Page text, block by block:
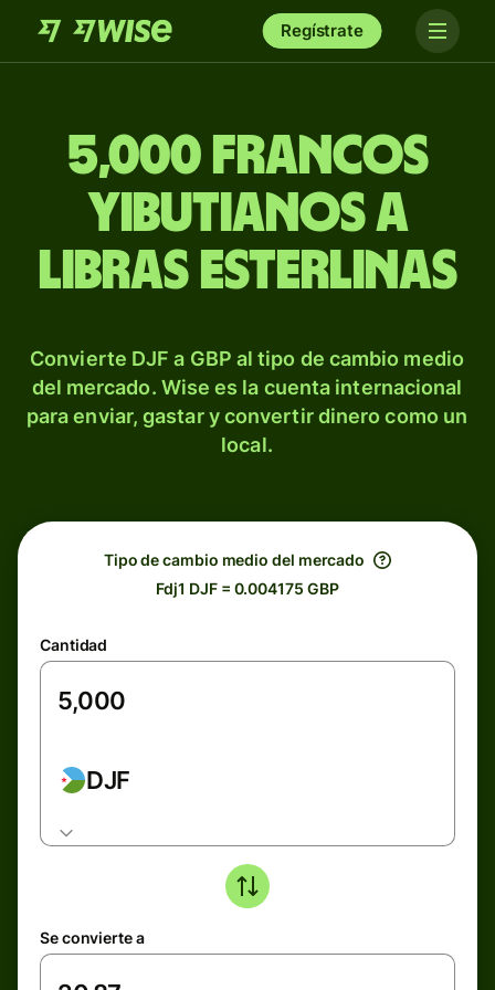
Regístrate
5,000 francos
yibutianos a
libras esterlinas
Convierte DJF a GBP al tipo de cambio medio
del mercado. Wise es la cuenta internacional
para enviar, gastar y convertir dinero como un
local.
Tipo de cambio medio del mercado
Fdj1 DJF = 0.004175 GBP
Cantidad
DJF
Se convierte a